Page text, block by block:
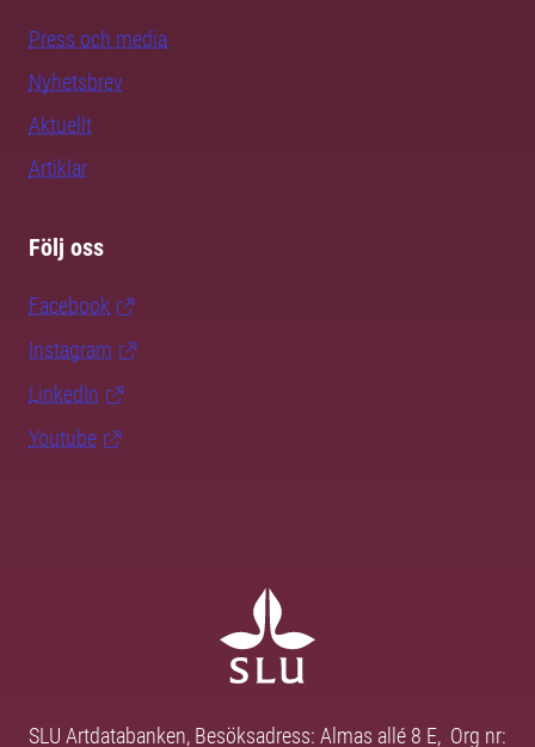
Press och media
Nyhetsbrev
Aktuellt
Artiklar
Följ oss
Facebook
Instagram
LinkedIn
Youtube
SLU Artdatabanken, Besöksadress: Almas allé 8 E, Org nr: